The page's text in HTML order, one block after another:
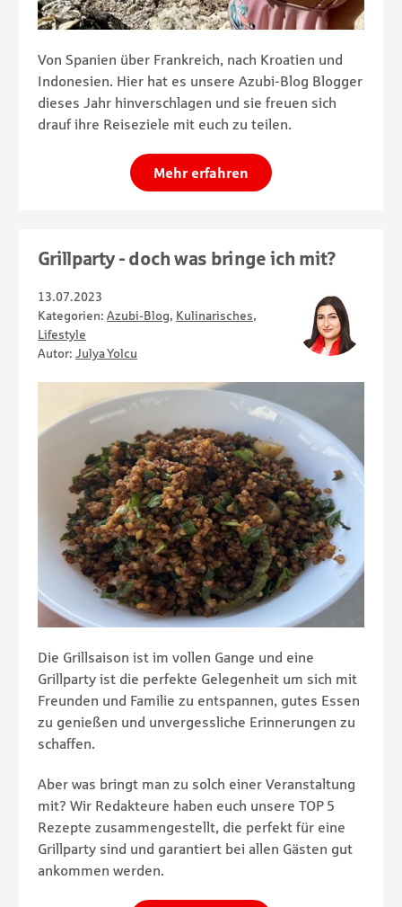
Von Spanien über Frankreich, nach Kroatien und
Indonesien. Hier hat es unsere Azubi-Blog Blogger
dieses Jahr hinverschlagen und sie freuen sich
drauf ihre Reiseziele mit euch zu teilen.
Mehr erfahren
Grillparty - doch was bringe ich mit?
13.07.2023
Kategorien: Azubi-Blog, Kulinarisches,
Lifestyle
Autor: Julya Yolcu
Die Grillsaison ist im vollen Gange und eine
Grillparty ist die perfekte Gelegenheit um sich mit
Freunden und Familie zu entspannen, gutes Essen
zu genießen und unvergessliche Erinnerungen zu
schaffen.
Aber was bringt man zu solch einer Veranstaltung
mit? Wir Redakteure haben euch unsere TOP 5
Rezepte zusammengestellt, die perfekt für eine
Grillparty sind und garantiert bei allen Gästen gut
ankommen werden.